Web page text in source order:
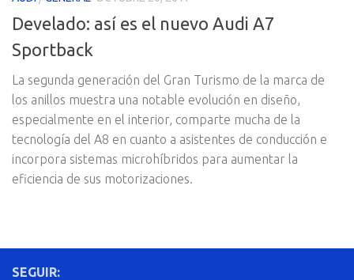
Develado: así es el nuevo Audi A7
Sportback
La segunda generación del Gran Turismo de la marca de
los anillos muestra una notable evolución en diseño,
especialmente en el interior, comparte mucha de la
tecnología del A8 en cuanto a asistentes de conducción e
incorpora sistemas microhíbridos para aumentar la
eficiencia de sus motorizaciones.
SEGUIR: